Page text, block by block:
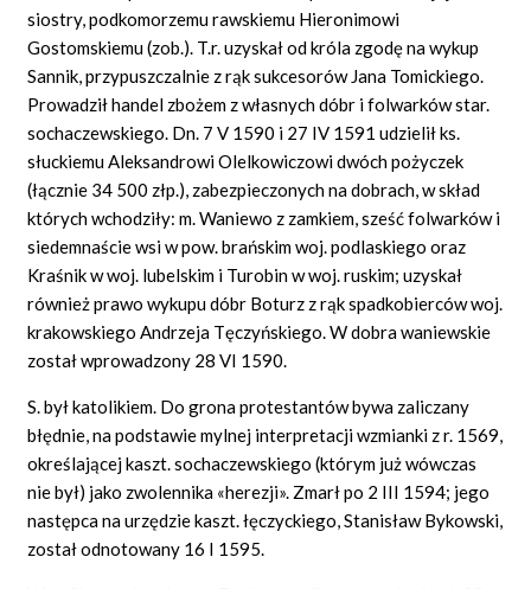
siostry, podkomorzemu rawskiemu Hieronimowi
Gostomskiemu (zob.). T.r. uzyskał od króla zgodę na wykup
Sannik, przypuszczalnie z rąk sukcesorów Jana Tomickiego.
Prowadził handel zbożem z własnych dóbr i folwarków star.
sochaczewskiego. Dn. 7 V 1590 i 27 IV 1591 udzielił ks.
słuckiemu Aleksandrowi Olelkowiczowi dwóch pożyczek
(łącznie 34 500 złp.), zabezpieczonych na dobrach, w skład
których wchodziły: m. Waniewo z zamkiem, sześć folwarków i
siedemnaście wsi w pow. brańskim woj. podlaskiego oraz
Kraśnik w woj. lubelskim i Turobin w woj. ruskim; uzyskał
również prawo wykupu dóbr Boturz z rąk spadkobierców woj.
krakowskiego Andrzeja Tęczyńskiego. W dobra waniewskie
został wprowadzony 28 VI 1590.
S. był katolikiem. Do grona protestantów bywa zaliczany
błędnie, na podstawie mylnej interpretacji wzmianki z r. 1569,
określającej kaszt. sochaczewskiego (którym już wówczas
nie był) jako zwolennika «herezji». Zmarł po 2 III 1594; jego
następca na urzędzie kaszt. łęczyckiego, Stanisław Bykowski,
został odnotowany 16 I 1595.